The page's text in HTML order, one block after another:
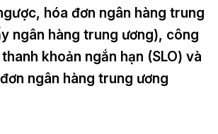
hóa đơn ngân hàng trung
ngân hàng trung ương), công
khoản ngắn hạn (SLO) và
ngân hàng trung ương